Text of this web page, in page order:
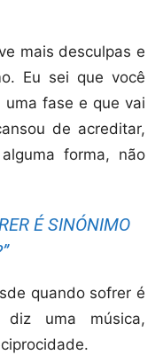
mais desculpas e
Eu sei que você
fase e que vai
de acreditar,
forma, não
É SINÓNIMO
quando sofrer é
diz uma música,